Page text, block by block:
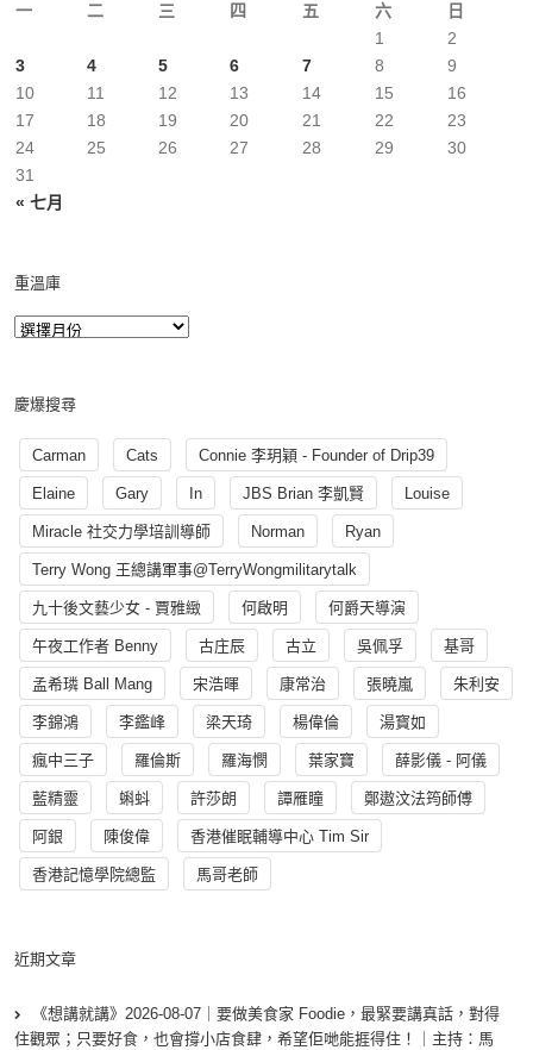
一
二 三 四 五 六 日
« 七月
1
2
3
4 5 6 7 8
9
10
11 12 13 14 15
16
17
18 19 20 21 22
23
24
25 26 27 28 29
30
31
重溫庫
慶爆搜尋
Carman Cats Connie 李玥穎 - Founder of Drip39
Elaine Gary In JBS Brian 李凱賢 Louise
Miracle 社交力學培訓導師 Norman Ryan
Terry Wong 王總講軍事@TerryWongmilitarytalk
九十後文藝少女 - 賈雅緻 何啟明 何爵天導演
午夜工作者 Benny 古庄辰 古立 吳佩孚 基哥
孟希璘 Ball Mang 宋浩暉 康常治 張曉嵐 朱利安
李錦鴻 李鑑峰 梁天琦 楊偉倫 湯寳如
瘋中三子 羅倫斯 羅海憫 葉家寶 薛影儀 - 阿儀
藍精靈 蝌蚪 許莎朗 譚雁瞳 鄭遨汶法筠師傅
阿銀 陳俊偉 香港催眠輔導中心 Tim Sir
香港記憶學院總監 馬哥老師
近期文章
《想講就講》2026-08-07｜要做美食家 Foodie，最緊要講真話，對得
住觀眾；只要好食，也會撐小店食肆，希望佢哋能捱得住！｜主持：馬